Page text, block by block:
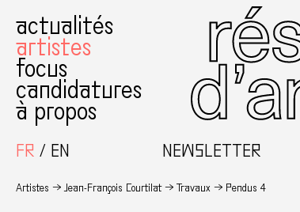
actualités
artistes
focus
candidatures
à propos
FR
EN NEWSLETTER
Artistes Jean-François Courtilat Travaux Pendus 4